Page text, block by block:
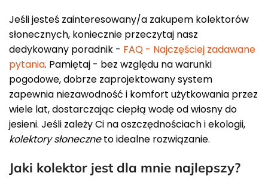
Jeśli jesteś zainteresowany/a zakupem kolektorów
słonecznych, koniecznie przeczytaj nasz
dedykowany poradnik - FAQ - Najczęściej zadawane
pytania. Pamiętaj - bez względu na warunki
pogodowe, dobrze zaprojektowany system
zapewnia niezawodność i komfort użytkowania przez
wiele lat, dostarczając ciepłą wodę od wiosny do
jesieni. Jeśli zależy Ci na oszczędnościach i ekologii,
kolektory słoneczneto idealne rozwiązanie.
Jaki kolektor jest dla mnie najlepszy?